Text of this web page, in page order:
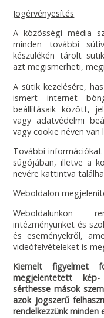
Jogérvényesítés
A közösségi média
minden további
készülékén tárolt
azt megismerheti,
A sütik kezelésére,
ismert internet
beállításaik között,
vagy adatvédelmi
vagy cookie néven van
További
súgójában, illetve a
nevére kattintva
Weboldalon
Weboldalunkon
intézményünket és
és eseményekről,
videófelvételeket is
Kiemelt figyelmet
megjelentetett
sérthesse mások
azok jogszerű
rendelkezzünk minden